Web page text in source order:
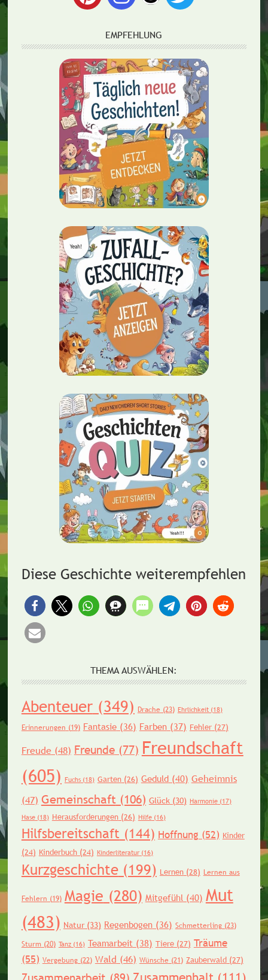
EMPFEHLUNG
Diese Geschichte weiterempfehlen
THEMA AUSWÄHLEN:
Abenteuer(349) Drache (23) Ehrlichkeit(18)
Erinnerungen (19) Fantasie(36) Farben(37) Fehler(27)
Freude(48) Freunde(77) Freundschaft
(605) Fuchs(18) Garten(26) Geduld(40) Geheimnis
(47) Gemeinschaft(106) Glück(30) Harmonie(17)
Hase(18) Herausforderungen(26) Hilfe(16)
Hilfsbereitschaft (144) Hoffnung (52) Kinder
(24) Kinderbuch(24) Kinderliteratur(16)
Kurzgeschichte(199) Lernen(28) Lernen aus
Fehlern (19) Magie (280) Mitgefühl(40) Mut
(483) Natur(33) Regenbogen(36) Schmetterling(23)
Sturm(20) Tanz(16) Teamarbeit(38) Tiere(27) Träume
(55) Vergebung(22) Wald (46) Wünsche (21) Zauberwald(27)